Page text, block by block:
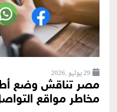
29 يوليو ,2026
مصر تناقش وضع
مخاطر مواقع